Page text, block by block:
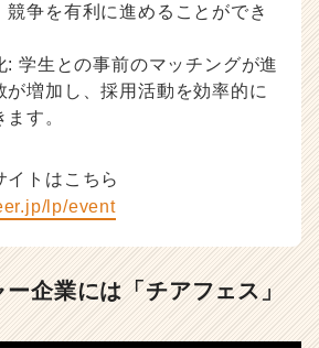
競争を有利に進めることができ
: 学生との事前のマッチングが進
が増加し、採用活動を効率的に
す。
イトはこちら
lp/event
企業には「チアフェス」